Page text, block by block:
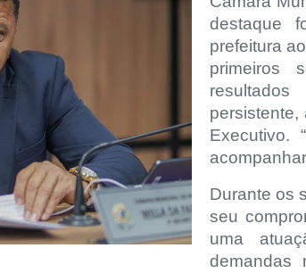
destaque
prefeitura
primeiros
Executivo.
Durante os
seu
uma
demandas